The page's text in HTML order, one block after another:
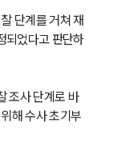
단계를 거쳐 재
되었다고 판단하
조사 단계로 바
해 수사 초기부